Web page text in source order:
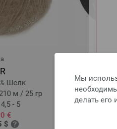
Мы
делать его
Шелк
м / 25 гр
- 5
€
$
50 %
Длина